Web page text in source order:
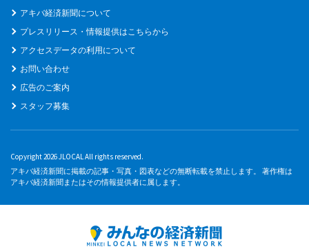
アキバ経済新聞について
プレスリリース・情報提供はこちらから
アクセスデータの利用について
お問い合わせ
広告のご案内
スタッフ募集
Copyright 2026 JLOCAL All rights reserved.
アキバ経済新聞に掲載の記事・写真・図表などの無断転載を禁止します。 著作権は
アキバ経済新聞またはその情報提供者に属します。